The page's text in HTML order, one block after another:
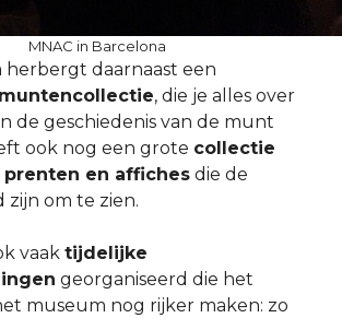
MNAC in Barcelona
herbergt daarnaast een
muntencollectie, die je alles over
de geschiedenis van de munt
ook nog een grote collectie
en affiches die de
zijn om te zien.
vaak tijdelijke
georganiseerd die het
museum nog rijker maken: zo